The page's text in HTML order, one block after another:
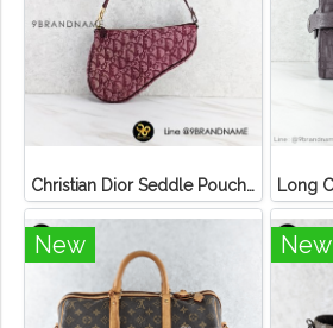
Christian Dior Seddle Pouch Accessory Hand Bag
New New